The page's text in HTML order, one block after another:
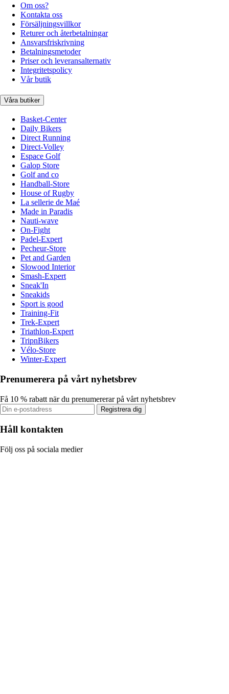
Om oss?
Kontakta oss
Försäljningsvillkor
Returer och återbetalningar
Ansvarsfriskrivning
Betalningsmetoder
Priser och leveransalternativ
Integritetspolicy
Vår butik
Våra butiker
Basket-Center
Daily Bikers
Direct Running
Direct-Volley
Espace Golf
Galop Store
Golf and co
Handball-Store
House of Rugby
La sellerie de Maé
Made in Paradis
Nauti-wave
On-Fight
Padel-Expert
Pecheur-Store
Pet and Garden
Slowood Interior
Smash-Expert
Sneak'In
Sneakids
Sport is good
Training-Fit
Trek-Expert
Triathlon-Expert
TripnBikers
Vélo-Store
Winter-Expert
Prenumerera på vårt nyhetsbrev
Få 10 % rabatt när du prenumererar på vårt nyhetsbrev
Registrera dig
Håll kontakten
Följ oss på sociala medier